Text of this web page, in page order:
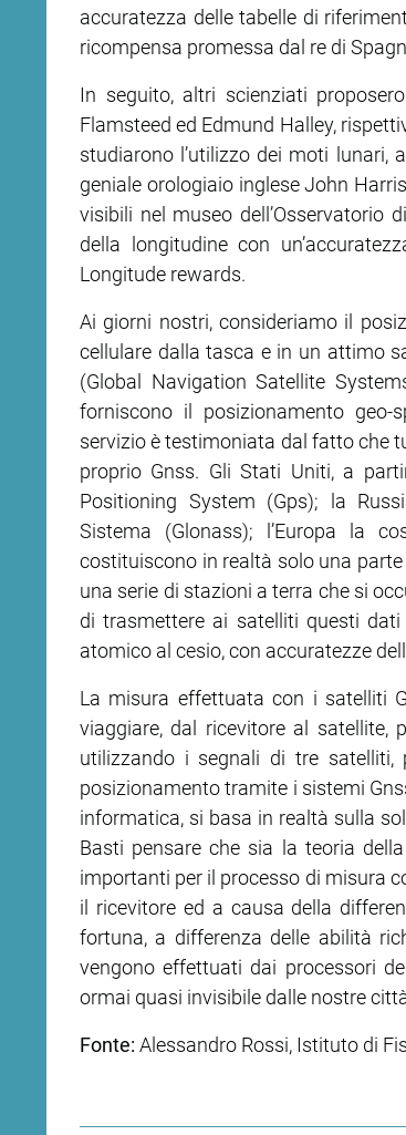
accuratezza delle tabelle di
ricompensa promessa dal re di
In seguito, altri scienziati
Flamsteed ed Edmund Halley,
studiarono l’utilizzo dei moti lunari,
geniale orologiaio inglese John
visibili nel museo dell’Osservatorio
della longitudine con
Longitude rewards.
Ai giorni nostri, consideriamo il
cellulare dalla tasca e in un attimo
(Global Navigation Satellite
forniscono il posizionamento geo-
servizio è testimoniata dal fatto che
proprio Gnss. Gli Stati Uniti, a
Positioning System (Gps); la
Sistema (Glonass); l’Europa la
costituiscono in realtà solo una parte
una serie di stazioni a terra che si
di trasmettere ai satelliti questi
atomico al cesio, con accuratezze
La misura effettuata con i satelliti
viaggiare, dal ricevitore al satellite,
utilizzando i segnali di tre satelliti,
posizionamento tramite i sistemi
informatica, si basa in realtà sulla
Basti pensare che sia la teoria
importanti per il processo di misura
il ricevitore ed a causa della
fortuna, a differenza delle abilità
vengono effettuati dai processori
ormai quasi invisibile dalle nostre
Fonte: Alessandro Rossi, Istituto di